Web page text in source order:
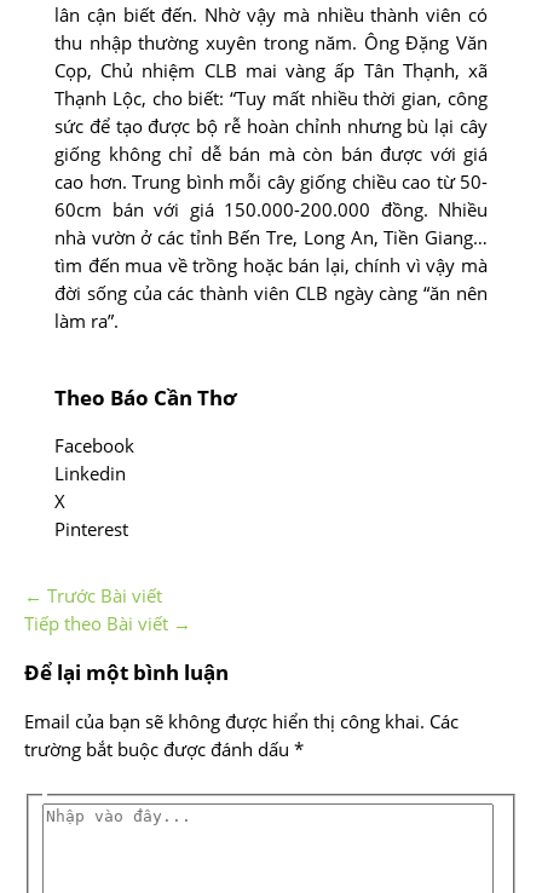
lân cận biết đến. Nhờ vậy mà nhiều thành viên có
thu nhập thường xuyên trong năm. Ông Ðặng Văn
Cọp, Chủ nhiệm CLB mai vàng ấp Tân Thạnh, xã
Thạnh Lộc, cho biết: “Tuy mất nhiều thời gian, công
sức để tạo được bộ rễ hoàn chỉnh nhưng bù lại cây
giống không chỉ dễ bán mà còn bán được với giá
cao hơn. Trung bình mỗi cây giống chiều cao từ 50-
60cm bán với giá 150.000-200.000 đồng. Nhiều
nhà vườn ở các tỉnh Bến Tre, Long An, Tiền Giang…
tìm đến mua về trồng hoặc bán lại, chính vì vậy mà
đời sống của các thành viên CLB ngày càng “ăn nên
làm ra”.
Theo Báo Cần Thơ
Facebook
Linkedin
X
Pinterest
← Trước Bài viết
Tiếp theo Bài viết →
Để lại một bình luận
Email của bạn sẽ không được hiển thị công khai. Các
trường bắt buộc được đánh dấu *